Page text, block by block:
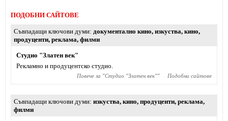
ПОДОБНИ САЙТОВЕ
Съвпадащи ключови думи документално кино, изкуства, кино,
продуценти, реклама, филми
Студио "Златен век"
Рекламно и продуцентско студио.
Повече за "Студио "Златен век"" Подобни сайтове
Съвпадащи ключови думи изкуства, кино, продуценти, реклама,
филми